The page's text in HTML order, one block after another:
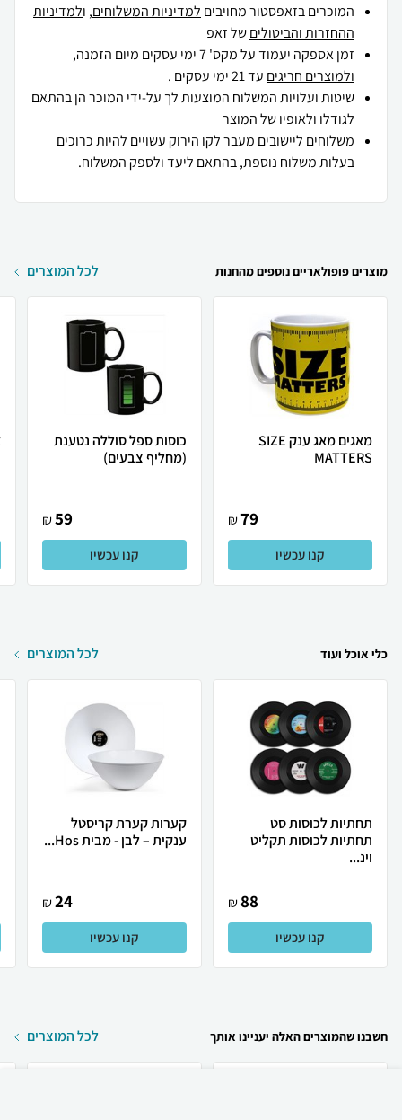
המוכרים בזאפסטור מחויבים למדיניות המשלוחים, ולמדיניות
ההחזרות והביטוליםשל זאפ
זמן אספקה יעמוד על מקס' 7 ימי עסקים מיום הזמנה,
ולמוצרים חריגים עד 21 ימי עסקים .
שיטות ועלויות המשלוח המוצעות לך על-ידי המוכר הן בהתאם
לגודלו ולאופיו של המוצר
משלוחים ליישובים מעבר לקו הירוק עשויים להיות כרוכים
בעלות משלוח נוספת, בהתאם ליעד ולספק המשלוח.
מוצרים פופולאריים נוספים מהחנות לכל המוצרים
מאגים מאג ענק SIZE
MATTERS
79
₪
קנו עכשיו
כוסות ספל סוללה נטענת
(מחליף צבעים)
59
₪
קנו עכשיו
כלי אוכל ועוד לכל המוצרים
תחתיות לכוסות סט
תחתיות לכוסות תקליט
וינ...
88
₪
קנו עכשיו
קערות קערת קריסטל
ענקית – לבן - מבית Hos...
24
₪
קנו עכשיו
חשבנו שהמוצרים האלה יעניינו אותך לכל המוצרים